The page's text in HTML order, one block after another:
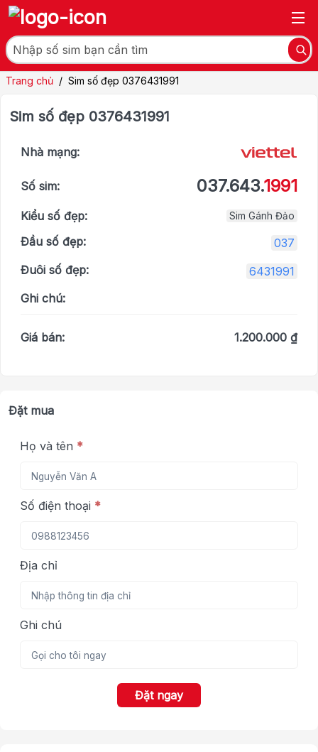
Trang chủ / Sim số đẹp 0376431991
Sim số đẹp 0376431991
Nhà mạng:
Số sim: 037.643.1991
Kiểu số đẹp: Sim Gánh Đảo
Đầu số đẹp:
037
Đuôi số đẹp:
6431991
Ghi chú:
Giá bán: 1.200.000 ₫
Đặt mua
Họ và tên *
Số điện thoại *
Địa chỉ
Ghi chú
Đặt ngay